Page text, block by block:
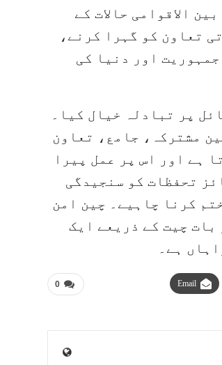
الاقوامی حالات کے
تعاون کو گہرا کرنے،
اور دنیا کی
پر تبادلہ خیال کیا۔
مشترکہ، جامع، تعاون
ہے اور اس پر عمل پیرا
تحفظات کو سنجیدگی
کرنا چاہیے۔ چین امن
چیت کے ذریعے ایک
ہے۔
0 Email